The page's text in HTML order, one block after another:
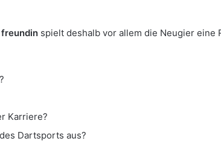
spielt deshalb vor allem die Neugier eine
Karriere?
Dartsports aus?